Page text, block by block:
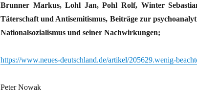
Brunner Markus, Lohl Jan, Pohl Rolf, Winter
Täterschaft und Antisemitismus, Beiträge zur
Nationalsozialismus und seiner Nachwirkungen;
https://www.neues-deutschland.de/artikel/205629.wenig-
Peter Nowak